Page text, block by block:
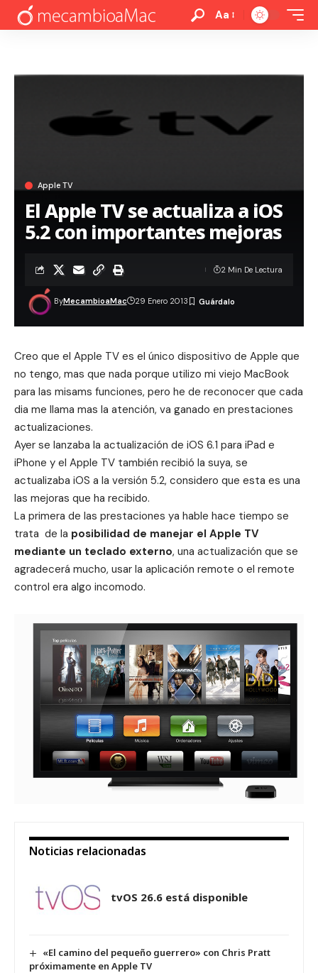
Aa
Apple TV
El Apple TV se actualiza a iOS
5.2 con importantes mejoras
ByMecambioaMac 29 Enero 2013
2 Min De Lectura
Creo que el Apple TV es el único dispositivo de Apple que
no tengo, mas que nada porque utilizo mi viejo MacBook
para las misams funciones, pero he de reconocer que cada
dia me llama mas la atención, va ganado en prestaciones
actualizaciones.
Ayer se lanzaba la actualización de iOS 6.1 para iPad e
iPhone y el Apple TV también recibió la suya, se
actualizaba iOS a la versión 5.2, considero que esta es una
las mejoras que ha recibido.
La primera de las prestaciones ya hable hace tiempo se
trata de la posibilidad de manejar el Apple TV
mediante un teclado externo, una actualización que se
agradecerá mucho, usar la aplicación remote o el remote
control era algo incomodo.
Noticias relacionadas
tvOS 26.6 está disponible
«El camino del pequeño guerrero» con Chris Pratt
próximamente en Apple TV